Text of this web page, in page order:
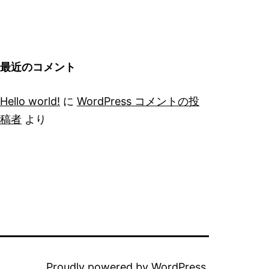
最近のコメント
Hello world! に WordPress コメントの投
稿者 より